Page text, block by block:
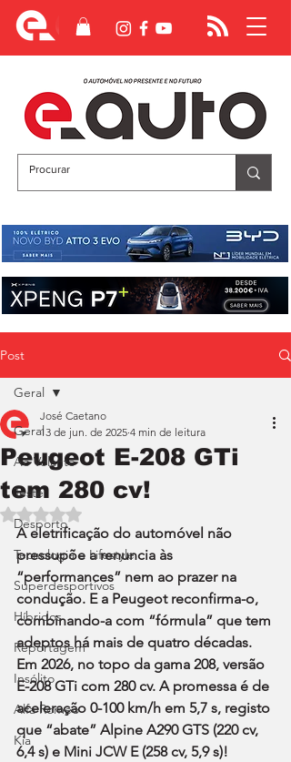
Post
Geral
Ao Volante
Teste
Desporto
Tecnologia e Lifestyle
Superdesportivos
Híbridos
Reportagem
Insólito
Alfa Romeo
Kia
Geral
Peugeot E-208 GTi
tem 280 cv!
José Caetano
13 de jun. de 2025 4 min de leitura
Avaliado com NaN de 5 estrelas.
A eletrificação do automóvel não
pressupõe a renuncia às
“performances” nem ao prazer na
condução. E a Peugeot reconfirma-o,
combinando-a com “fórmula” que tem
adeptos há mais de quatro décadas.
Em 2026, no topo da gama 208, versão
E-208 GTi com 280 cv. A promessa é de
aceleração 0-100 km/h em 5,7 s, registo
que “abate” Alpine A290 GTS (220 cv,
6,4 s) e Mini JCW E (258 cv, 5,9 s)!